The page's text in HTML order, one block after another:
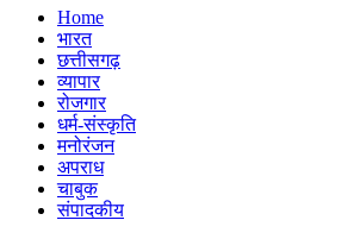
Home
भारत
छत्तीसगढ़
व्यापार
रोजगार
धर्म-संस्कृति
मनोरंजन
अपराध
चाबुक
संपादकीय